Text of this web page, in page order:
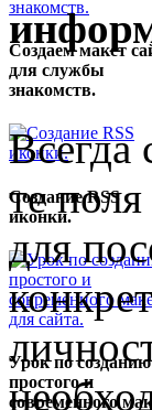
Создаем макет
для службы
знакомств.
Создание RSS
иконки.
Урок по созданию
простого и
современного
Всегда
те
для